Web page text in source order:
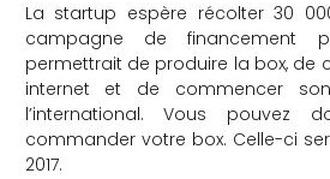
La startup espère récolter 30
campagne de financement
permettrait de produire la box, de
internet et de commencer
l’international. Vous pouvez
commander votre box. Celle-ci
2017.